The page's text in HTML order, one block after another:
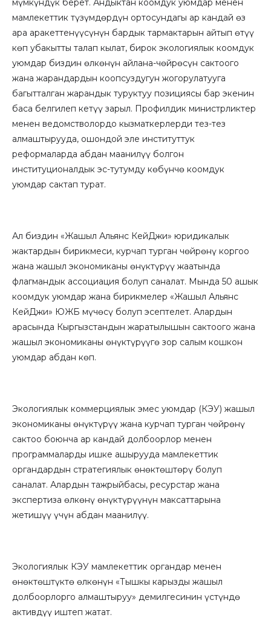
мүмкүндүк берет. Андыктан коомдук уюмдар менен
мамлекеттик түзүмдөрдүн ортосундагы ар кандай өз
ара аракеттенүүсүнүн бардык тармактарын айтып өтүү
көп убакытты талап кылат, бирок экологиялык коомдук
уюмдар биздин өлкөнүн айлана-чөйрөсүн сактоого
жана жарандардын коопсуздугун жогорулатууга
багытталган жарандык туруктуу позициясы бар экенин
баса белгилеп кетүү зарыл. Профилдик министрликтер
менен ведомстволордо кызматкерлерди тез-тез
алмаштырууда, ошондой эле институттук
реформаларда абдан маанилүү болгон
институционалдык эс-тутумду көбүнчө коомдук
уюмдар сактап турат.
Ал биздин «Жашыл Альянс КейДжи» юридикалык
жактардын бирикмеси, курчап турган чөйрөнү коргоо
жана жашыл экономиканы өнүктүрүү жаатында
флагмандык ассоциация болуп саналат. Мында 50 ашык
коомдук уюмдар жана бирикмелер «Жашыл Альянс
КейДжи» ЮЖБ мүчөсү болуп эсептелет. Алардын
арасында Кыргызстандын жаратылышын сактоого жана
жашыл экономиканы өнүктүрүүгө зор салым кошкон
уюмдар абдан көп.
Экологиялык коммерциялык эмес уюмдар (КЭУ) жашыл
экономиканы өнүктүрүү жана курчап турган чөйрөнү
сактоо боюнча ар кандай долбоорлор менен
программаларды ишке ашырууда мамлекеттик
органдардын стратегиялык өнөктөштөрү болуп
саналат. Алардын тажрыйбасы, ресурстар жана
экспертиза өлкөнү өнүктүрүүнүн максаттарына
жетишүү үчүн абдан маанилүү.
Экологиялык КЭУ мамлекеттик органдар менен
өнөктөштүктө өлкөнүн «Тышкы карызды жашыл
долбоорлорго алмаштыруу» демилгесинин үстүндө
активдүү иштеп жатат.